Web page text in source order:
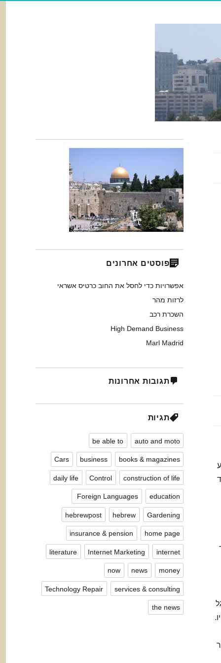
פוסטים אחרונים
אפשרויות כדי לחסל את החוב כרטיס אשראי
לרזות מהר
השכרת רכב
High Demand Business
Marl Madrid
תגובות אחרונות
תגיות
auto and moto
be able to
books & magazines
business
Cars
construction of life
Control
daily life
education
Foreign Languages ​​
Gardening
hebrew
hebrewpost
home page
insurance & pension
internet
Internet Marketing
literature
money
news
now
services & consulting
Technology Repair
the news